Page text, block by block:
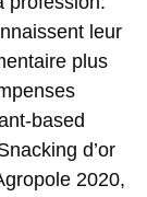
leur
plus
based
d’or
2020,